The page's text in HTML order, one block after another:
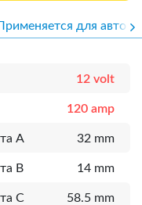
для авто
12 volt
120 amp
A 32 mm
B 14 mm
C 58.5 mm